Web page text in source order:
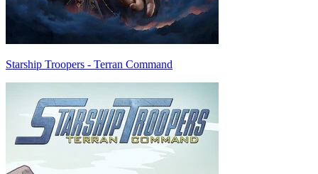
Starship Troopers - Terran Command